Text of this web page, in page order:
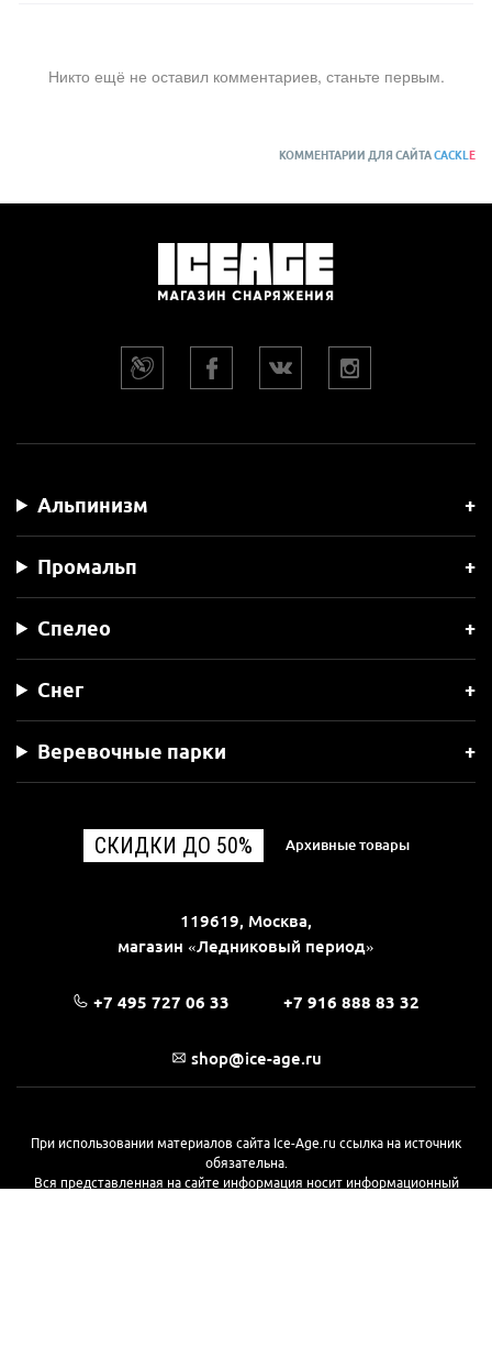
Никто ещё не оставил комментариев, станьте первым.
КОММЕНТАРИИ ДЛЯ САЙТАCACKL E
Альпинизм
Промальп
Спелео
Снег
Веревочные парки
СКИДКИ ДО 50% Архивные товары
119619, Москва,
магазин «Ледниковый период»
+7 495 727 06 33 +7 916 888 83 32
shop@ice-age.ru
При использовании материалов сайта Ice-Age.ru ссылка на источник
обязательна.
Вся представленная на сайте информация носит информационный